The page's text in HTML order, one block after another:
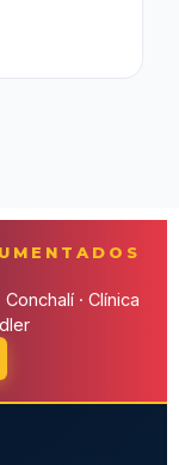
· Clínica